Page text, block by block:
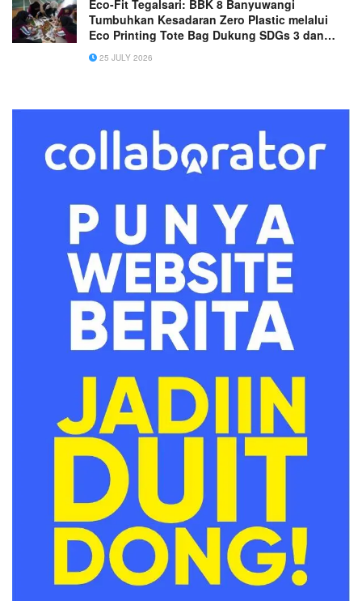
Eco-Fit Tegalsari: BBK 8 Banyuwangi
Tumbuhkan Kesadaran Zero Plastic melalui
Eco Printing Tote Bag Dukung SDGs 3 dan
SDGs 12
25 JULY 2026